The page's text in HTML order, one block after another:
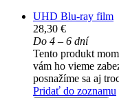
UHD Blu-ray film
28,30 €
Do 4 – 6 dní
Tento produkt
vám ho vieme
posnažíme sa aj
Pridať do zoznamu